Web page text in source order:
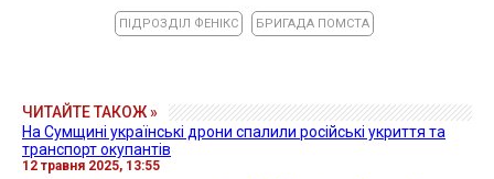
ПІДРОЗДІЛ ФЕНІКС БРИГАДА ПОМСТА
ЧИТАЙТЕ ТАКОЖ »
На Сумщині українські дрони спалили російські укриття та
транспорт окупантів
12 травня 2025, 13:55